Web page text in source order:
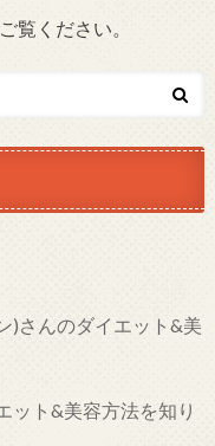
覧ください。
)さんのダイエット&美
ット&美容方法を知り